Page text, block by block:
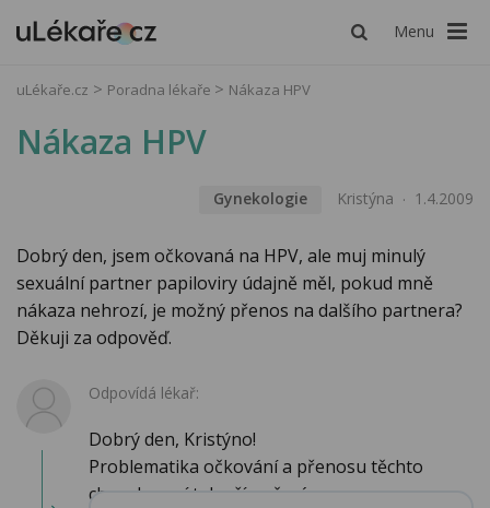
Menu
uLékaře.cz Poradna lékaře Nákaza HPV
Nákaza HPV
Gynekologie Kristýna 1.4.2009
Dobrý den, jsem očkovaná na HPV, ale muj minulý
sexuální partner papiloviry údajně měl, pokud mně
nákaza nehrozí, je možný přenos na dalšího partnera?
Děkuji za odpověď.
Odpovídá lékař:
Dobrý den, Kristýno!
Problematika očkování a přenosu těchto
chorob není tak přímočará, ...